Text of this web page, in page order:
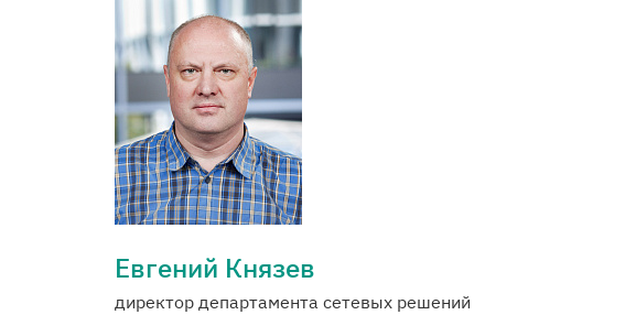
Евгений Князев
директор департамента сетевых решений